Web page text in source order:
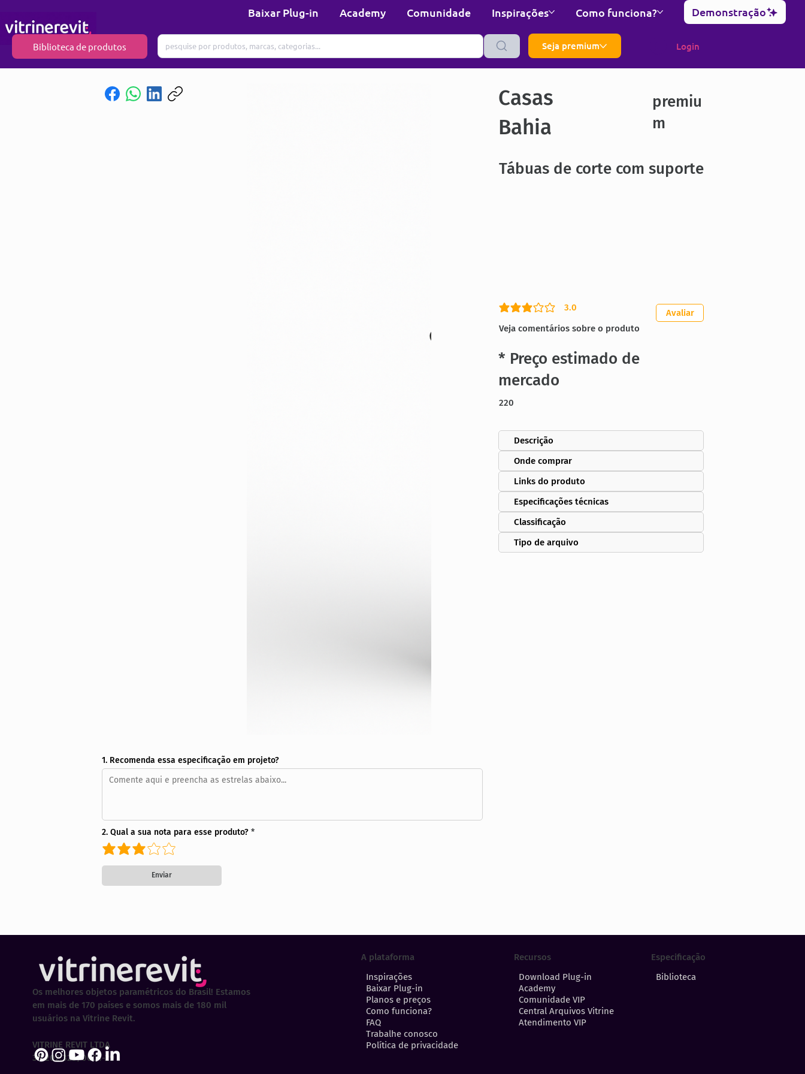
Baixar Plug-in Academy Comunidade Inspirações Como funciona? Demonstração
Biblioteca de produtos Seja premium Login
Casas
Bahia
premiu
m
Tábuas de corte com suporte
3.0
classificação média é 3 de 5
Veja comentários sobre o produto
Avaliar
* Preço estimado de
mercado
220
Descrição
Onde comprar
Links do produto
Especificações técnicas
Classificação
Tipo de arquivo
1. Recomenda essa especificação em projeto?
2. Qual a sua nota para esse produto?
Enviar
A plataforma
Inspirações
Baixar Plug-in
Planos e preços
Como funciona?
FAQ
Trabalhe conosco
Política de privacidade
Recursos
Download Plug-in
Academy
Comunidade VIP
Central Arquivos Vitrine
Atendimento VIP
Especificação
Biblioteca
Os melhores objetos paramétricos do Brasil! Estamos
em mais de 170 países e somos mais de 180 mil
usuários na Vitrine Revit.
VITRINE REVIT LTDA
30.202.323/0001-29